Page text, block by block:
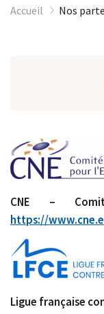
Accueil Nos
CNE –
https://
Ligue française